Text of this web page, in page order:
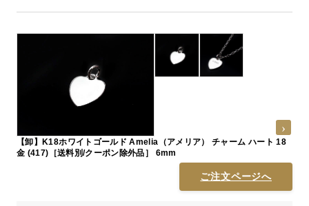
【卸】K18ホワイトゴールド Amelia（アメリア） チャーム ハート 18
金 (417)［送料別/クーポン除外品］ 6mm
ご注文ページへ